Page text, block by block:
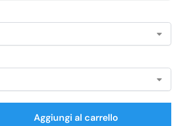
Aggiungi al carrello